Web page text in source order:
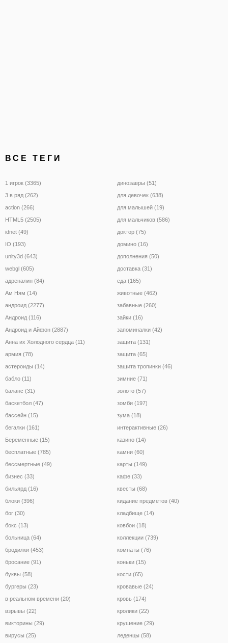
ВСЕ ТЕГИ
1 игрок (3365)
3 в ряд (262)
action (266)
HTML5 (2505)
idnet (49)
IO (193)
unity3d (643)
webgl (605)
адреналин (84)
Ам Ням (14)
андроид (2277)
Андроид (116)
Андроид и Айфон (2887)
Анна их Холодного сердца (11)
армия (78)
астероиды (14)
бабло (11)
баланс (31)
баскетбол (47)
бассейн (15)
бегалки (161)
Беременные (15)
бесплатные (785)
бессмертные (49)
бизнес (33)
бильярд (16)
блоки (396)
бог (30)
бокс (13)
больница (64)
бродилки (453)
бросание (91)
буквы (58)
бургеры (23)
в реальном времени (20)
взрывы (22)
викторины (29)
вирусы (25)
динозавры (51)
для девочек (638)
для малышей (19)
для мальчиков (586)
доктор (75)
домино (16)
дополнения (50)
доставка (31)
еда (165)
животные (462)
забавные (260)
зайки (16)
запоминалки (42)
защита (131)
защита (65)
защита тропинки (46)
зимние (71)
золото (57)
зомби (197)
зума (18)
интерактивные (26)
казино (14)
камни (60)
карты (149)
кафе (33)
квесты (68)
кидание предметов (40)
кладбище (14)
ковбои (18)
коллекции (739)
комнаты (76)
коньки (15)
кости (65)
кровавые (24)
кровь (174)
кролики (22)
крушение (29)
леденцы (58)